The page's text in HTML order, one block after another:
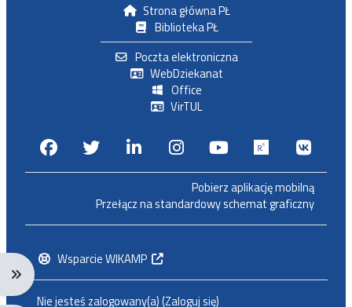
Rozwiń menu nawigacji: Ctrl + Alt + →
Strona główna PŁ
Biblioteka PŁ
Poczta elektroniczna
WebDziekanat
Office
VirTUL
FacebookTwitterLinkedinInstagram
Youtube
Pobierz aplikację mobilną
Przełącz na standardowy schemat graficzny
Wsparcie WIKAMP
Nie jesteś zalogowany(a) (Zaloguj się)